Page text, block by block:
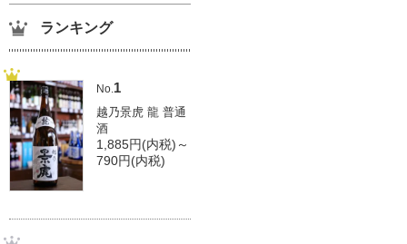
ランキング
No.1
越乃景虎 龍 普通
酒
1,885円(内税)～
790円(内税)